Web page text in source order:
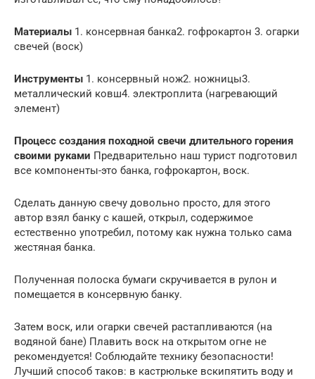
Материалы 1. консервная банка2. гофрокартон 3. огарки
свечей (воск)
Инструменты 1. консервный нож2. ножницы3.
металлический ковш4. электроплита (нагревающий
элемент)
Процесс создания походной свечи длительного горения
своими руками Предварительно наш турист подготовил
все компоненты-это банка, гофрокартон, воск.
Сделать данную свечу довольно просто, для этого
автор взял банку с кашей, открыл, содержимое
естественно употребил, потому как нужна только сама
жестяная банка.
Полученная полоска бумаги скручивается в рулон и
помещается в консервную банку.
Затем воск, или огарки свечей растапливаются (на
водяной бане) Плавить воск на открытом огне не
рекомендуется! Соблюдайте технику безопасности!
Лучший способ таков: в кастрюльке вскипятить воду и